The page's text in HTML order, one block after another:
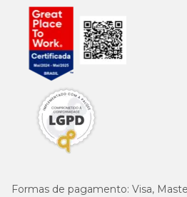
Formas de pagamento: Visa,